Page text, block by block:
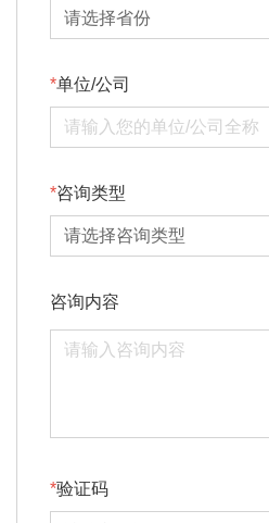
单位/公司
咨询类型
咨询内容
验证码